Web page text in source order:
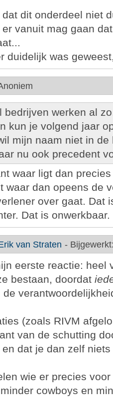
dit onderdeel niet
vanuit mag gaan
duidelijk was
bedrijven werken al
kun je volgend jaar
mijn naam niet in
nu ook precedent
waar ligt dan
waar dan opeens de
over gaat. Dat
Dat is onwerkbaar.
van Straten -
eerste reactie: heel
bestaan, doordat
de
(zoals RIVM
van de schutting
dat je dan zelf
wie er precies
cowboys en